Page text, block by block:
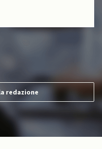
redazione